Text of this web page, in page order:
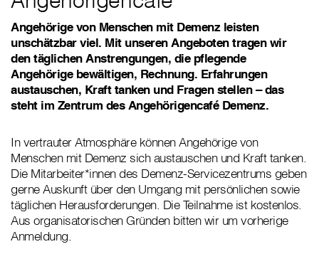
Angehörige von Menschen mit Demenz leisten
unschätzbar viel. Mit unseren Angeboten tragen wir
den täglichen Anstrengungen, die pflegende
Angehörige bewältigen, Rechnung. Erfahrungen
austauschen, Kraft tanken und Fragen stellen – das
steht im Zentrum des Angehörigencafé Demenz.
In vertrauter Atmosphäre können Angehörige von
Menschen mit Demenz sich austauschen und Kraft tanken.
Die Mitarbeiter*innen des Demenz-Servicezentrums geben
gerne Auskunft über den Umgang mit persönlichen sowie
täglichen Herausforderungen. Die Teilnahme ist kostenlos.
Aus organisatorischen Gründen bitten wir um vorherige
Anmeldung.